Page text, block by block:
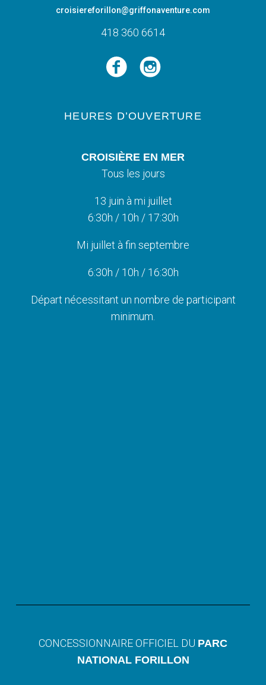
croisiereforillon@griffonaventure.com
418 360 6614
HEURES D’OUVERTURE
CROISIÈRE EN MER
Tous les jours
13 juin à mi juillet
6:30h / 10h / 17:30h
Mi juillet à fin septembre
6:30h / 10h / 16:30h
Départ nécessitant un nombre de participant
minimum.
CONCESSIONNAIRE OFFICIEL DU PARC
NATIONAL FORILLON